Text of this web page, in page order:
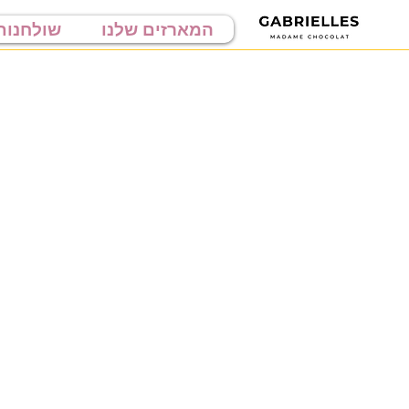
המארזים שלנו